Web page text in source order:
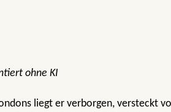
ohne KI
liegt er verborgen, versteckt